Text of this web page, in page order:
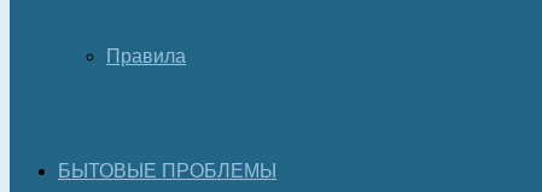
Правила
БЫТОВЫЕ ПРОБЛЕМЫ